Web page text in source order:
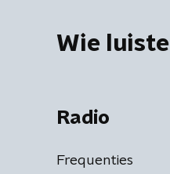
Wie
Radio
Frequenties